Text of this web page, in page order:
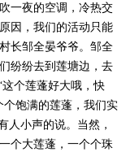
一夜的空调，冷热交
因，我们的活动只能
长邹全晏爷爷。邹全
纷纷去到莲塘边，去
个莲蓬好大哦，快
个饱满的莲蓬，我们实
人小声的说。当然，
个大莲蓬，一个个珠